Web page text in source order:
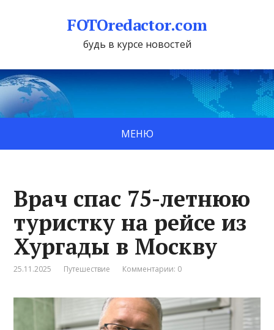
FOTOredactor.com
будь в курсе новостей
МЕНЮ
Врач спас 75-летнюю
туристку на рейсе из
Хургады в Москву
25.11.2025 Путешествие Комментарии: 0